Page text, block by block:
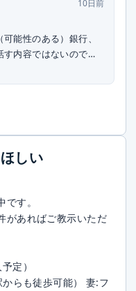
10日前
能性のある）銀行、
内容ではないので、
しい
す。
があればご教示いただ
定）
らも徒歩可能） 妻:フ